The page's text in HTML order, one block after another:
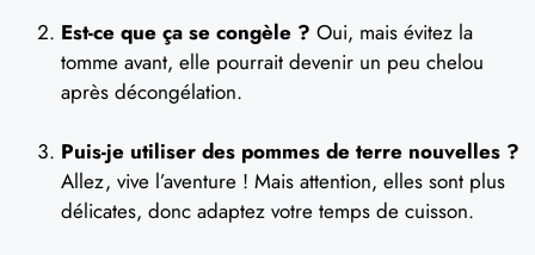
Est-ce que ça se congèle ? Oui, mais évitez la
tomme avant, elle pourrait devenir un peu chelou
après décongélation.
Puis-je utiliser des pommes de terre nouvelles ?
Allez, vive l’aventure ! Mais attention, elles sont plus
délicates, donc adaptez votre temps de cuisson.